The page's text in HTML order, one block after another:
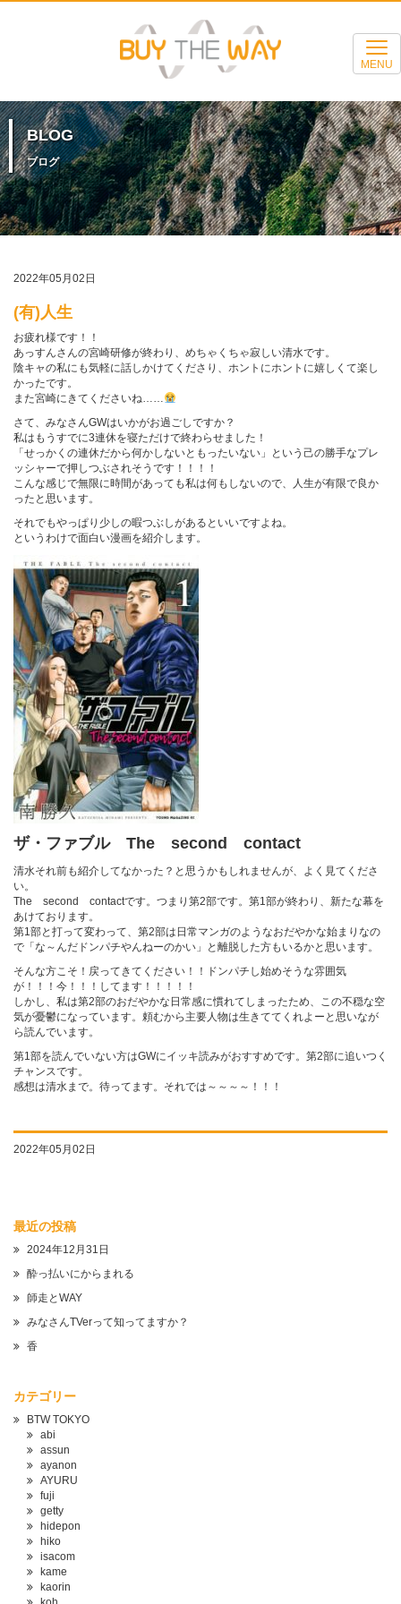
MENU
BLOG
ブログ
2022年05月02日
(有)人生
お疲れ様です！！
あっすんさんの宮崎研修が終わり、めちゃくちゃ寂しい清水です。
陰キャの私にも気軽に話しかけてくださり、ホントにホントに嬉しくて楽し
かったです。
また宮崎にきてくださいね……
さて、みなさんGWはいかがお過ごしですか？
私はもうすでに3連休を寝ただけで終わらせました！
「せっかくの連休だから何かしないともったいない」という己の勝手なプレ
ッシャーで押しつぶされそうです！！！！
こんな感じで無限に時間があっても私は何もしないので、人生が有限で良か
ったと思います。
それでもやっぱり少しの暇つぶしがあるといいですよね。
というわけで面白い漫画を紹介します。
ザ・ファブル The second contact
清水それ前も紹介してなかった？と思うかもしれませんが、よく見てくださ
い。
The second contactです。つまり第2部です。第1部が終わり、新たな幕を
あけております。
第1部と打って変わって、第2部は日常マンガのようなおだやかな始まりなの
で「な～んだドンパチやんねーのかい」と離脱した方もいるかと思います。
そんな方こそ！戻ってきてください！！
ドンパチし始めそうな雰囲気
が！！！今！！！してます！！！！！
しかし、私は第2部のおだやかな日常感に慣れてしまったため、この不穏な空
気が憂鬱になっています。頼むから主要人物は生きててくれよーと思いなが
ら読んでいます。
第1部を読んでいない方はGWにイッキ読みがおすすめです。第2部に追いつく
チャンスです。
感想は清水まで。待ってます。それでは～～～～！！！
2022年05月02日
最近の投稿
2024年12月31日
酔っ払いにからまれる
師走とWAY
みなさんTVerって知ってますか？
香
カテゴリー
BTW TOKYO
abi
assun
ayanon
AYURU
fuji
getty
hidepon
hiko
isacom
kame
kaorin